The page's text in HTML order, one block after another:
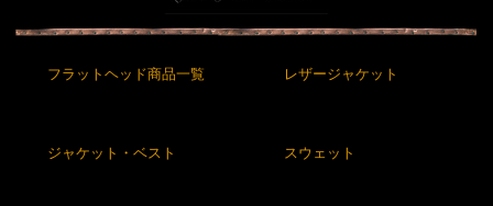
フラットヘッド商品一覧 レザージャケット
ジャケット・ベスト スウェット